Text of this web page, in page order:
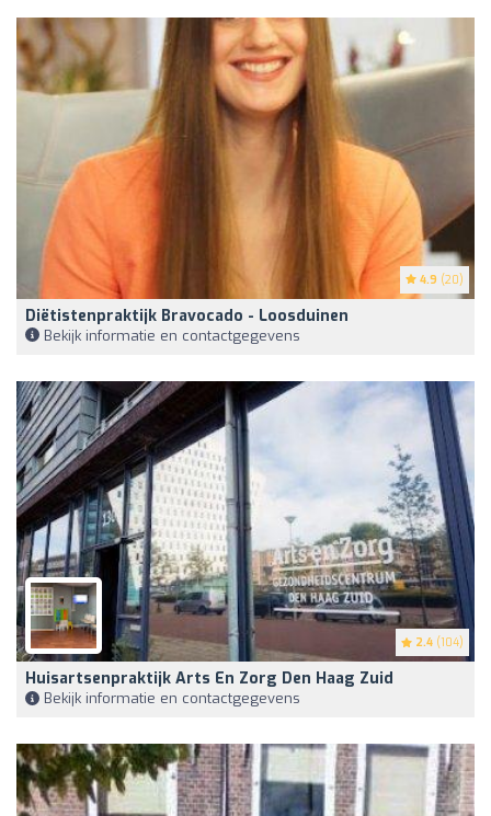
4.9 (20)
Diëtistenpraktijk Bravocado - Loosduinen
Bekijk informatie en contactgegevens
2.4 (104)
Huisartsenpraktijk Arts En Zorg Den Haag Zuid
Bekijk informatie en contactgegevens